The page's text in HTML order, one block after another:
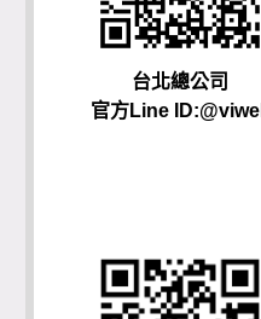
台北總公司
官方Line ID:@viwell